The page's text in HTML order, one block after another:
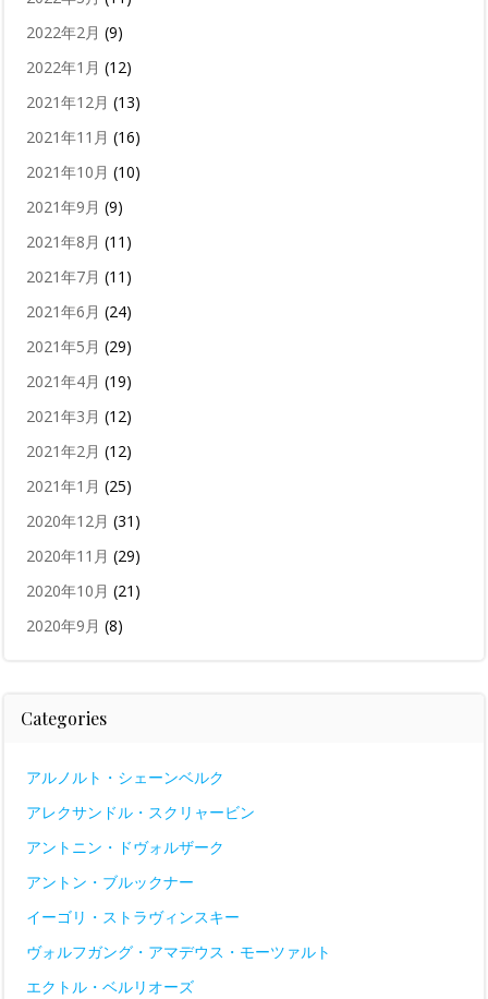
2022年2月 (9)
2022年1月 (12)
2021年12月 (13)
2021年11月 (16)
2021年10月 (10)
2021年9月 (9)
2021年8月 (11)
2021年7月 (11)
2021年6月 (24)
2021年5月 (29)
2021年4月 (19)
2021年3月 (12)
2021年2月 (12)
2021年1月 (25)
2020年12月 (31)
2020年11月 (29)
2020年10月 (21)
2020年9月 (8)
Categories
アルノルト・シェーンベルク
アレクサンドル・スクリャービン
アントニン・ドヴォルザーク
アントン・ブルックナー
イーゴリ・ストラヴィンスキー
ヴォルフガング・アマデウス・モーツァルト
エクトル・ベルリオーズ